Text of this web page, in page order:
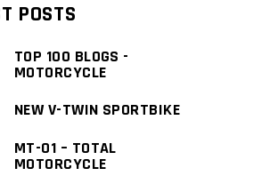
POSTS
TOP 100 BLOGS -
MOTORCYCLE
NEW V-TWIN SPORTBIKE
MT-01 – TOTAL
MOTORCYCLE